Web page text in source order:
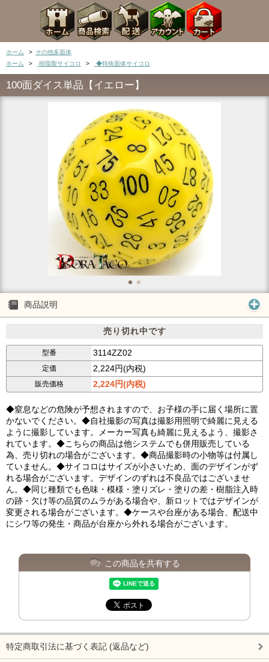
ホーム > その他多面体
ホーム
> 樹脂製サイコロ > ◆特殊面体サイコロ
100面ダイス単品【イエロー】
商品説明
売り切れ中です
型番 3114ZZ02
定価 2,224円(内税)
販売価格 2,224円(内税)
◆窒息などの危険が予想されますので、お子様の手に届く場所に置
かないでください。◆自社撮影の写真は撮影用照明で綺麗に見える
ように撮影しています。メーカー写真も綺麗に見えるよう、撮影さ
れています。◆こちらの商品は他システムでも併用販売している
為、売り切れの場合がございます。◆商品撮影時の小物等は付属し
ていません。◆サイコロはサイズが小さいため、面のデザインがず
れる場合がございます。デザインのずれは不良品ではございませ
ん。◆同じ種類でも色味・模様・塗りズレ・塗りの差・樹脂注入時
の跡・欠け等の品質のムラがある場合や、新ロットではデザインが
変更される場合がございます。◆ケースや台座がある場合、配送中
にシワ等の発生・商品が台座から外れる場合がございます。
この商品を共有する
特定商取引法に基づく表記 (返品など)